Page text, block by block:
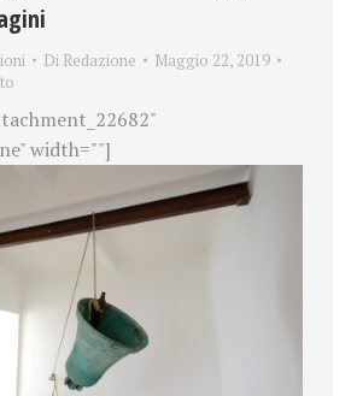
Di Redazione
Maggio 22, 2019
width=""]